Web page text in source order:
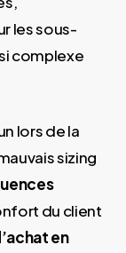
les sous-
complexe
lors de la
sizing
du client
en